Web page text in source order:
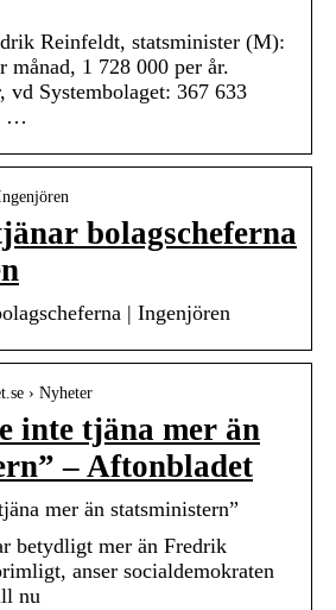
Reinfeldt, statsminister (M):
månad, 1 728 000 per år.
vd Systembolaget: 367 633
…
bolagscheferna
| Ingenjören
› Nyheter
inte tjäna mer än
– Aftonbladet
mer än statsministern”
betydligt mer än Fredrik
anser socialdemokraten
nu